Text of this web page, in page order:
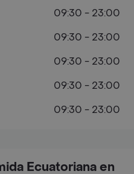
Ecuatoriana en
09:30 - 23:00
09:30 - 23:00
09:30 - 23:00
09:30 - 23:00
09:30 - 23:00